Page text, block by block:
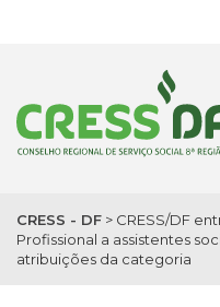
CRESS - DF > CRESS/DF
Profissional a assistentes
atribuições da categoria